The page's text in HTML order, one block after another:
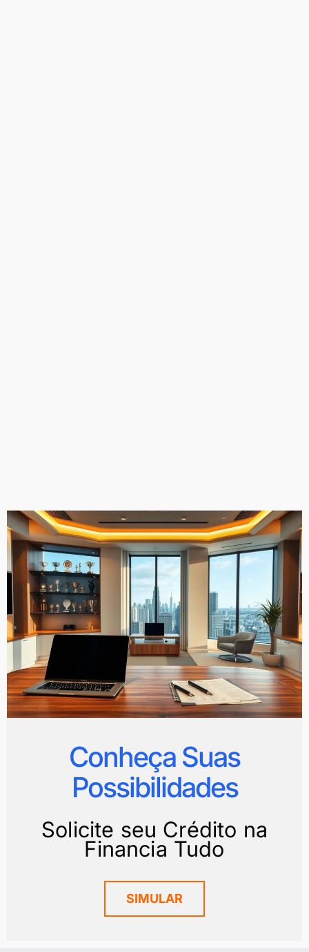
Conheça Suas
Possibilidades
Solicite seu Crédito na
Financia Tudo
SIMULAR